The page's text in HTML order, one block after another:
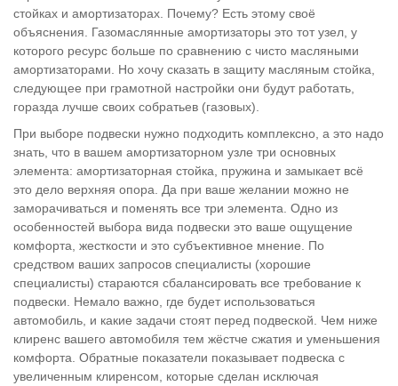
стойках и амортизаторах. Почему? Есть этому своё
объяснения. Газомаслянные амортизаторы это тот узел, у
которого ресурс больше по сравнению с чисто масляными
амортизаторами. Но хочу сказать в защиту масляным стойка,
следующее при грамотной настройки они будут работать,
горазда лучше своих собратьев (газовых).
При выборе подвески нужно подходить комплексно, а это надо
знать, что в вашем амортизаторном узле три основных
элемента: амортизаторная стойка, пружина и замыкает всё
это дело верхняя опора. Да при ваше желании можно не
заморачиваться и поменять все три элемента. Одно из
особенностей выбора вида подвески это ваше ощущение
комфорта, жесткости и это субъективное мнение. По
средством ваших запросов специалисты (хорошие
специалисты) стараются сбалансировать все требование к
подвески. Немало важно, где будет использоваться
автомобиль, и какие задачи стоят перед подвеской. Чем ниже
клиренс вашего автомобиля тем жёстче сжатия и уменьшения
комфорта. Обратные показатели показывает подвеска с
увеличенным клиренсом, которые сделан исключая